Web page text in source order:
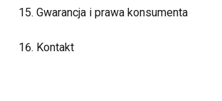
Gwarancja i prawa konsumenta
Kontakt